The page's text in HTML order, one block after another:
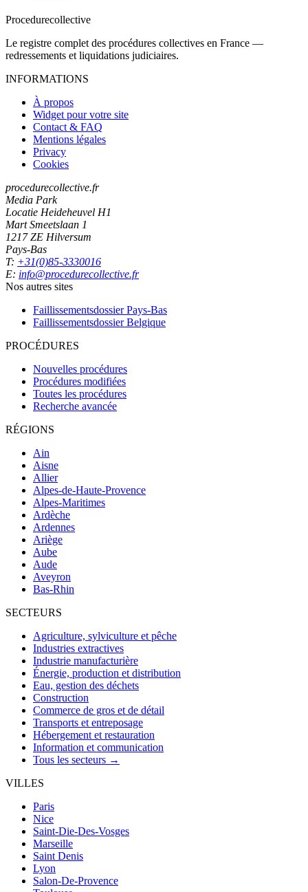
Procedurecollective
Le registre complet des procédures collectives en France —
redressements et liquidations judiciaires.
INFORMATIONS
À propos
Widget pour votre site
Contact & FAQ
Mentions légales
Privacy
Cookies
procedurecollective.fr
Media Park
Locatie Heideheuvel H1
Mart Smeetslaan 1
1217 ZE Hilversum
Pays-Bas
T: +31(0)85-3330016
E: info@procedurecollective.fr
Nos autres sites
Faillissementsdossier Pays-Bas
Faillissementsdossier Belgique
PROCÉDURES
Nouvelles procédures
Procédures modifiées
Toutes les procédures
Recherche avancée
RÉGIONS
Ain
Aisne
Allier
Alpes-de-Haute-Provence
Alpes-Maritimes
Ardèche
Ardennes
Ariège
Aube
Aude
Aveyron
Bas-Rhin
SECTEURS
Agriculture, sylviculture et pêche
Industries extractives
Industrie manufacturière
Énergie, production et distribution
Eau, gestion des déchets
Construction
Commerce de gros et de détail
Transports et entreposage
Hébergement et restauration
Information et communication
Tous les secteurs →
VILLES
Paris
Nice
Saint-Die-Des-Vosges
Marseille
Saint Denis
Lyon
Salon-De-Provence